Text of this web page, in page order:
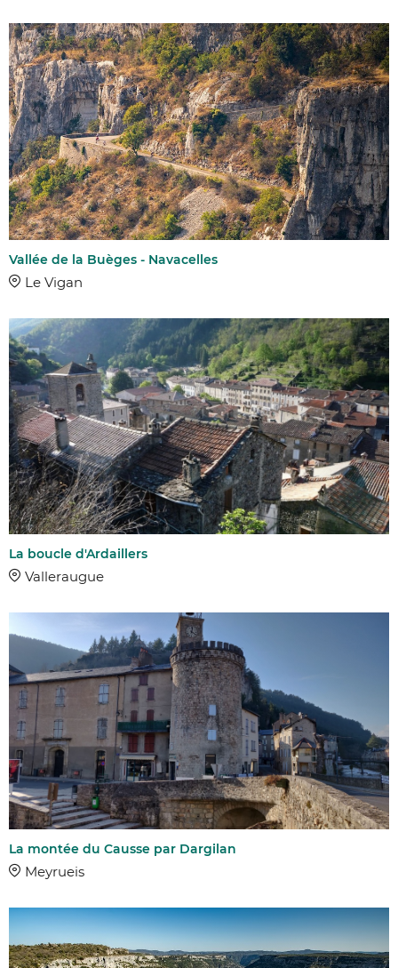
Vallée de la Buèges - Navacelles
Le Vigan
La boucle d'Ardaillers
Valleraugue
La montée du Causse par Dargilan
Meyrueis